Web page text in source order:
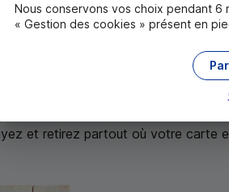
l’esprit tranquille, sans penser aux
enfant. Voir conditions.
frais supplémentaires, aucune
et retirez partout où votre carte
Nous conservons vos choix pendant 6
« Gestion des cookies » présent en